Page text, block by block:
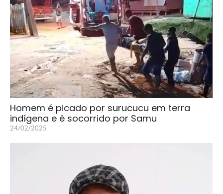
Homem é picado por surucucu em terra
indígena e é socorrido por Samu
24/02/2025